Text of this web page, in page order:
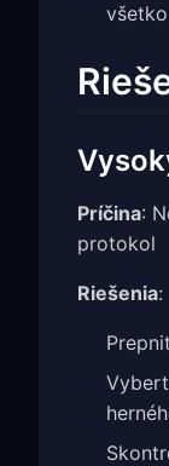
Príčina:
protokol
Riešenia: